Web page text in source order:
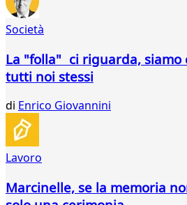
Società
La "folla" ci riguarda, siamo
tutti noi stessi
di Enrico Giovannini
Lavoro
Marcinelle, se la memoria